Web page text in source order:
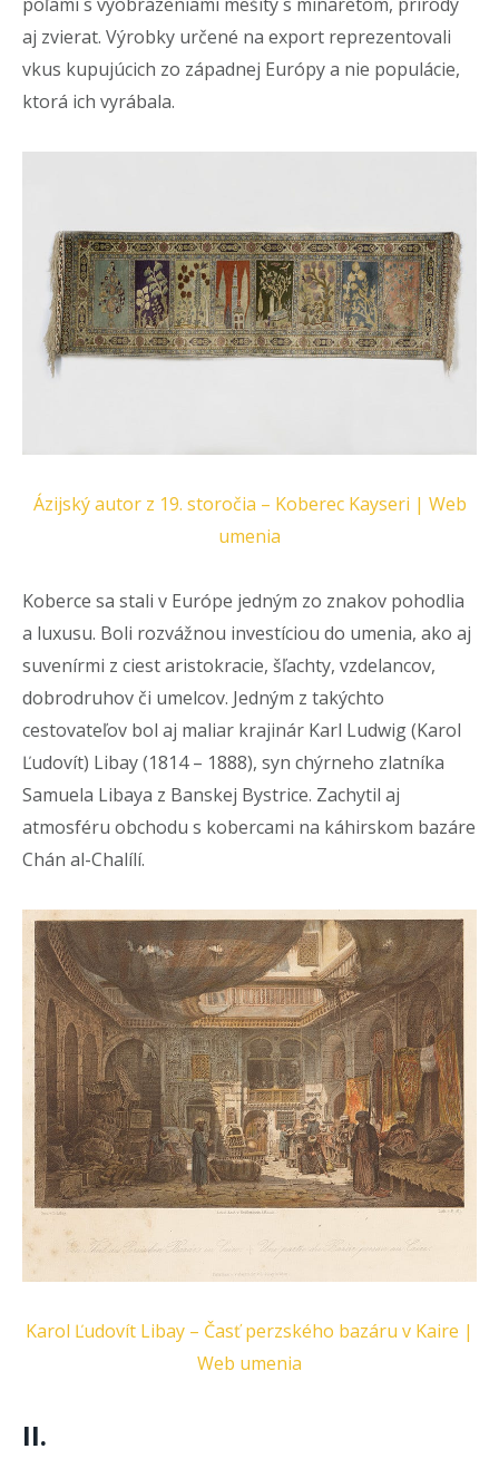
aj zvierat. Výrobky určené na export reprezentovali
vkus kupujúcich zo západnej Európy a nie populácie,
ktorá ich vyrábala.
Ázijský autor z 19. storočia – Koberec Kayseri | Web
umenia
Koberce sa stali v Európe jedným zo znakov pohodlia
a luxusu. Boli rozvážnou investíciou do umenia, ako aj
suvenírmi z ciest aristokracie, šľachty, vzdelancov,
dobrodruhov či umelcov. Jedným z takýchto
cestovateľov bol aj maliar krajinár Karl Ludwig (Karol
Ľudovít) Libay (1814 – 1888), syn chýrneho zlatníka
Samuela Libaya z Banskej Bystrice. Zachytil aj
atmosféru obchodu s kobercami na káhirskom bazáre
Chán al-Chalílí.
Karol Ľudovít Libay – Časť perzského bazáru v Kaire |
Web umenia
II.